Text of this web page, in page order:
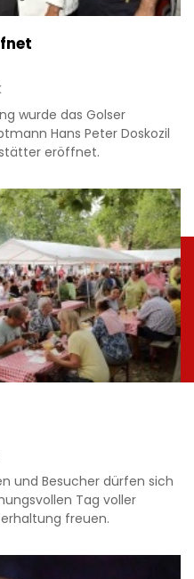
wurde das Golser
Hans Peter Doskozil
eröffnet.
und Besucher dürfen sich
Tag voller
freuen.